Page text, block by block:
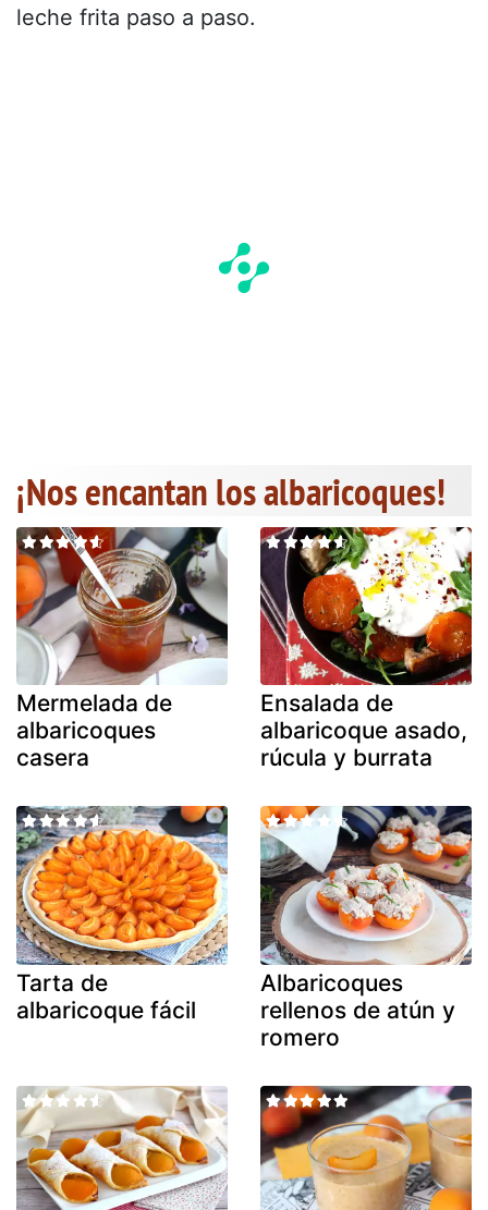
leche frita paso a paso.
¡Nos encantan los albaricoques!
Mermelada de
albaricoques
casera
Ensalada de
albaricoque asado,
rúcula y burrata
Tarta de
albaricoque fácil
Albaricoques
rellenos de atún y
romero